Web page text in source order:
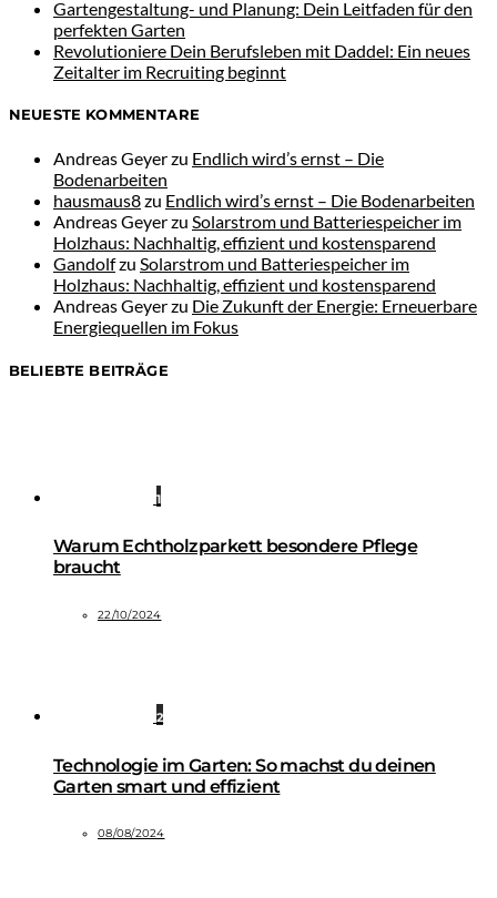
Gartengestaltung- und Planung: Dein Leitfaden für den
perfekten Garten
Revolutioniere Dein Berufsleben mit Daddel: Ein neues
Zeitalter im Recruiting beginnt
NEUESTE KOMMENTARE
Andreas Geyerzu Endlich wird’s ernst – Die
Bodenarbeiten
hausmaus8zu Endlich wird’s ernst – Die Bodenarbeiten
Andreas Geyerzu Solarstrom und Batteriespeicher im
Holzhaus: Nachhaltig, effizient und kostensparend
Gandolfzu Solarstrom und Batteriespeicher im
Holzhaus: Nachhaltig, effizient und kostensparend
Andreas Geyerzu Die Zukunft der Energie: Erneuerbare
Energiequellen im Fokus
BELIEBTE BEITRÄGE
1
Warum Echtholzparkett besondere Pflege
braucht
22/10/2024
2
Technologie im Garten: So machst du deinen
Garten smart und effizient
08/08/2024